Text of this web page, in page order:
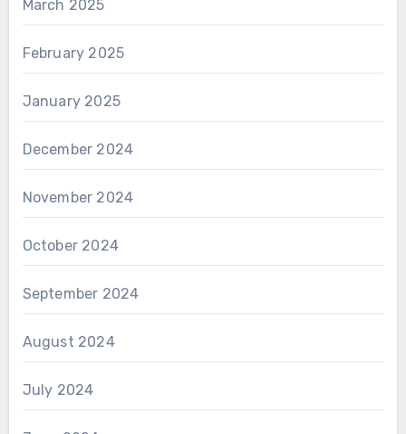
March 2025
February 2025
January 2025
December 2024
November 2024
October 2024
September 2024
August 2024
July 2024